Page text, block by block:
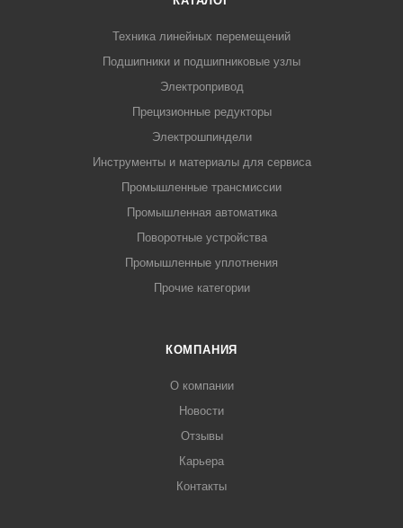
Техника линейных перемещений
Подшипники и подшипниковые узлы
Электропривод
Прецизионные редукторы
Электрошпиндели
Инструменты и материалы для сервиса
Промышленные трансмиссии
Промышленная автоматика
Поворотные устройства
Промышленные уплотнения
Прочие категории
КОМПАНИЯ
О компании
Новости
Отзывы
Карьера
Контакты